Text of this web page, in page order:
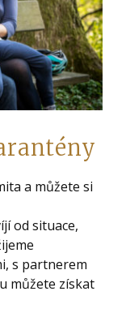
a můžete si
od situace,
s partnerem
můžete získat